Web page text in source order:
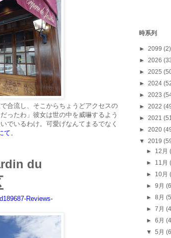
合流し、そこからちょうどアクセスの
ったわ」彼女は世の中を威嚇するよう
でいるわけ。可愛げなんてまるでなく
て 。
du
Reviews-
時系列
► 2099 (2)
► 2026
► 2025
► 2024
► 2023
► 2022
► 2021
► 2020
▼ 2019
► 12月
► 11月
► 10月
►9月
►8月
►7月
►6月
▼5月